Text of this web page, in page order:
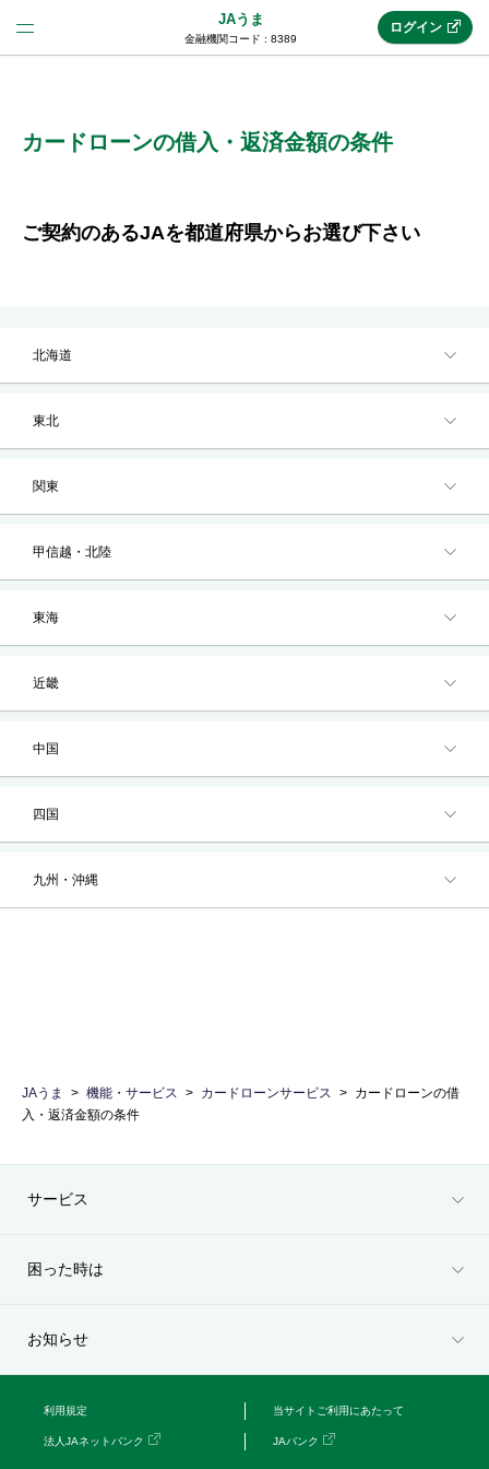
JAうま
金融機関コード : 8389
(法人JAネットバンク)
メリット
使い方
困った時は
ログイン
カードローンの借入・返済金額の条件
ご契約のあるJAを都道府県からお選び下さい
北海道
東北
関東
甲信越・北陸
東海
近畿
中国
四国
九州・沖縄
JAうま 機能・サービス カードローンサービス
カードローンの借
入・返済金額の条件
サービス
困った時は
お知らせ
利用規定 当サイトご利用にあたって
法人JAネットバンク JAバンク